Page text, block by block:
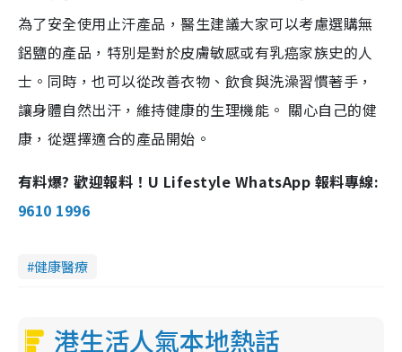
為了安全使用止汗產品，醫生建議大家可以考慮選購無
鋁鹽的產品，特別是對於皮膚敏感或有乳癌家族史的人
士。同時，也可以從改善衣物、飲食與洗澡習慣著手，
讓身體自然出汗，維持健康的生理機能。 關心自己的健
康，從選擇適合的產品開始。
有料爆? 歡迎報料！U Lifestyle WhatsApp 報料專線:
9610 1996
健康醫療
港生活人氣本地熱話